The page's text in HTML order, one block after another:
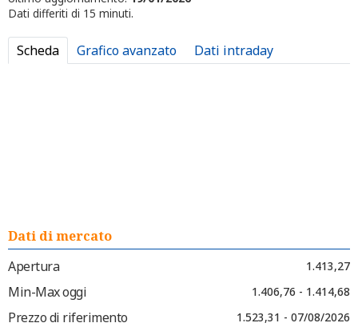
Dati differiti di 15 minuti.
Scheda Grafico avanzato Dati intraday
Dati di mercato
Apertura
1.413,27
Min-Max oggi 1.406,76 - 1.414,68
Prezzo di riferimento 1.523,31 - 07/08/2026